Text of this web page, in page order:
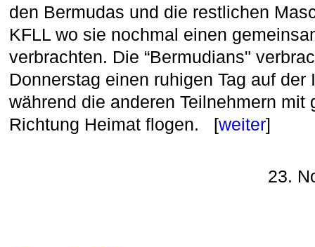
den Bermudas und die restlichen
KFLL wo sie nochmal einen
verbrachten. Die “Bermudians"
Donnerstag einen ruhigen Tag auf
während die anderen Teilnehmern mit
Richtung Heimat flogen. [weiter]
23.